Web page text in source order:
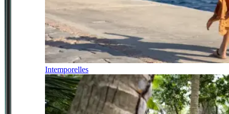
Intemporelles